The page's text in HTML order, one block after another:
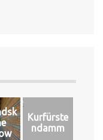
Kurfürste
ndamm